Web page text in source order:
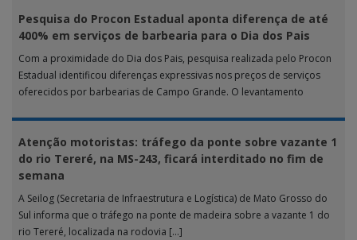
Pesquisa do Procon Estadual aponta diferença de até
400% em serviços de barbearia para o Dia dos Pais
Com a proximidade do Dia dos Pais, pesquisa realizada pelo Procon
Estadual identificou diferenças expressivas nos preços de serviços
oferecidos por barbearias de Campo Grande. O levantamento
Atenção motoristas: tráfego da ponte sobre vazante 1
do rio Tereré, na MS-243, ficará interditado no fim de
semana
A Seilog (Secretaria de Infraestrutura e Logística) de Mato Grosso do
Sul informa que o tráfego na ponte de madeira sobre a vazante 1 do
rio Tereré, localizada na rodovia […]